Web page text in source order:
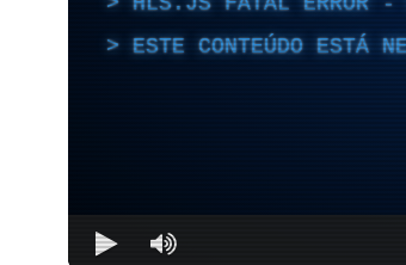
ESTE CONTEÚDO ESTÁ